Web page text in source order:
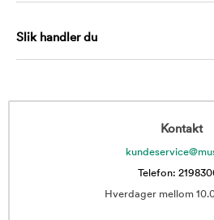
Slik handler du
Kontakt
Telefon:
Hverdager mellom